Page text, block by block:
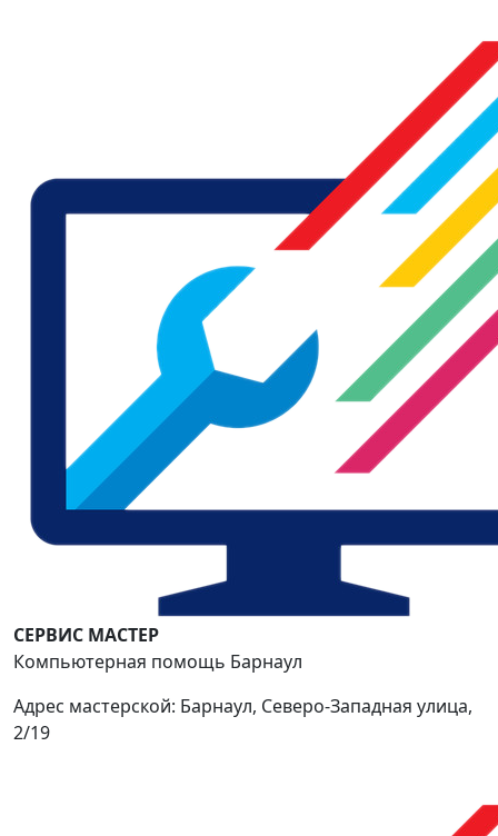
СЕРВИС МАСТЕР
Компьютерная помощь Барнаул
Адрес мастерской: Барнаул, Северо-Западная улица,
2/19